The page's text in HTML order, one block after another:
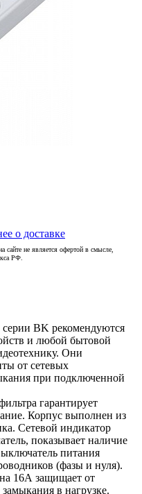
о доставке
сайте не является офертой в смысле,
РФ.
BK рекомендуются
и любой бытовой
Они
от сетевых
при подключенной
гарантирует
Корпус выполнен из
Сетевой индикатор
показывает наличие
питания
(фазы и нуля).
16А защищает от
в нагрузке.